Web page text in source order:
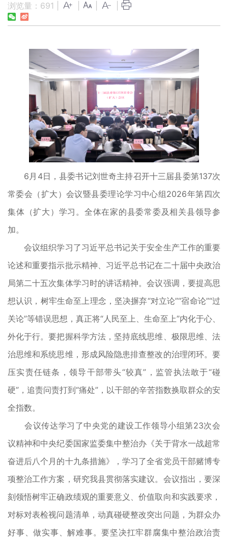
浏览量： 691
6月4日，县委书记刘世奇主持召开十三届县委第137次
常委会（扩大）会议暨县委理论学习中心组2026年第四次
集体（扩大）学习。全体在家的县委常委及相关县领导参
加。
会议组织学习了习近平总书记关于安全生产工作的重要
论述和重要指示批示精神、习近平总书记在二十届中央政治
局第二十五次集体学习时的讲话精神。会议强调，要提高思
想认识，树牢生命至上理念，坚决摒弃“对立论”“宿命论”“过
关论”等错误思想，真正将“人民至上、生命至上”内化于心、
外化于行。要把握科学方法，坚持底线思维、极限思维、法
治思维和系统思维，形成风险隐患排查整改的治理闭环。要
压实责任链条，领导干部带头“较真”，监管执法敢于“碰
硬”，追责问责打到“痛处”，以干部的辛苦指数换取群众的安
全指数。
会议传达学习了中央党的建设工作领导小组第23次会
议精神和中央纪委国家监委集中整治办《关于背水一战超常
奋进后八个月的十九条措施》，学习了全省党员干部赌博专
项整治工作方案，研究我县贯彻落实建议。会议指出，要深
刻领悟树牢正确政绩观的重要意义、价值取向和实践要求，
对标对表检视问题清单，动真碰硬整改突出问题，为群众办
好事、做实事、解难事。要坚决扛牢群腐集中整治政治责